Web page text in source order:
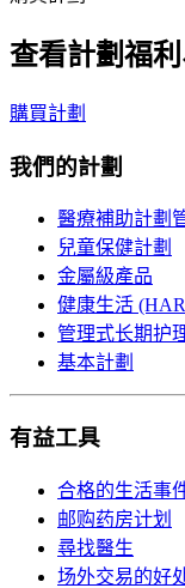
查看計劃福
購買計劃
我們的計劃
醫療補助計劃
兒童保健計劃
金屬級產品
健康生活
管理式长期护
基本計劃
有益工具
合格的生活事
邮购药房计划
尋找醫生
场外交易的好